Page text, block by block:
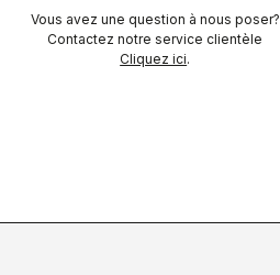
Vous avez une question à nous poser?
Contactez notre service clientèle
Cliquez ici.